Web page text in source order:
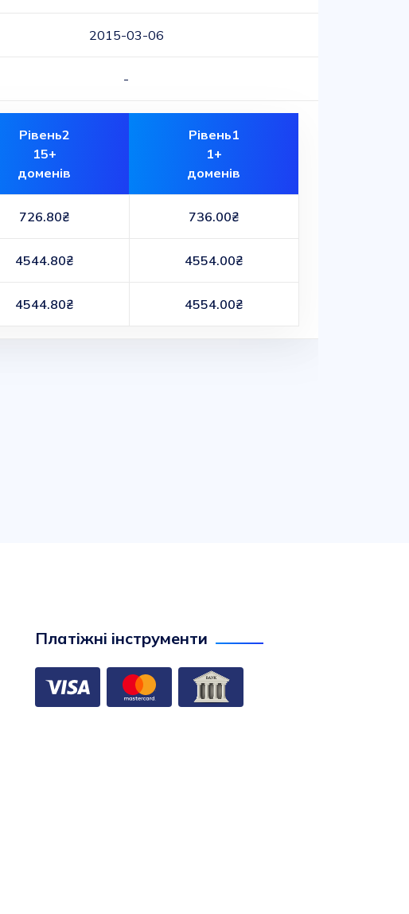
2015-03-06
-
Рівень2
15+
доменів
Рівень1
1+
доменів
726.80₴ 736.00₴
4544.80₴ 4554.00₴
4544.80₴ 4554.00₴
Платіжні інструменти